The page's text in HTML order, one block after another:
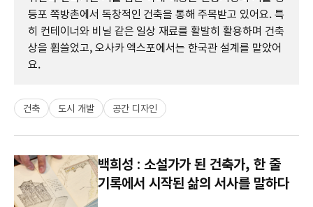
등포 쪽방촌에서 독창적인 건축을 통해 주목받고 있어요. 특
히 컨테이너와 비닐 같은 일상 재료를 활발히 활용하며 건축
상을 휩쓸었고, 오사카 엑스포에서는 한국관 설계를 맡았어
요.
건축 도시 개발 공간 디자인
백희성 : 소설가가 된 건축가, 한 줄
기록에서 시작된 삶의 서사를 말하다